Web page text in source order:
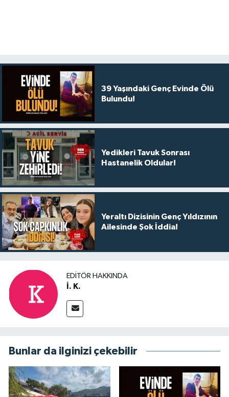
39 Yaşındaki Genç Evinde Ölü
Bulundu!
Yedikleri Tavuk Sonrası
Hastanelik Oldular!
Yeraltı Dizisinin Genç Yıldızının
Ailesinde Şok İddia!
EDITÖR HAKKINDA
İ. K.
Bunlar da ilginizi çekebilir